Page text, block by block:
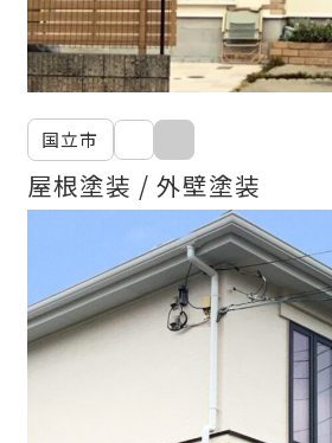
国立市
屋根塗装 外壁塗装